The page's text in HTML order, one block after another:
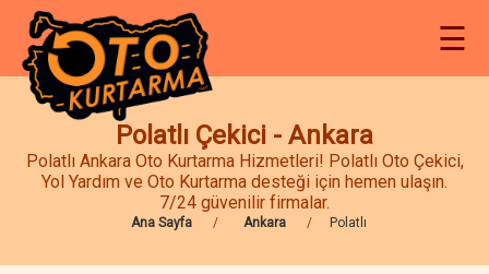
☰
Polatlı Çekici - Ankara
Polatlı Ankara Oto Kurtarma Hizmetleri! Polatlı Oto Çekici,
Yol Yardım ve Oto Kurtarma desteği için hemen ulaşın.
7/24 güvenilir firmalar.
Ana Sayfa Ankara Polatlı